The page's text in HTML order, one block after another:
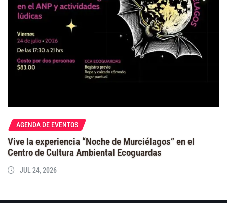
AGENDA DE EVENTOS
Vive la experiencia “Noche de Murciélagos” en el
Centro de Cultura Ambiental Ecoguardas
JUL 24, 2026